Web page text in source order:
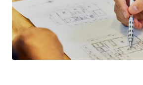
モデルハウス
家づくりの流れ